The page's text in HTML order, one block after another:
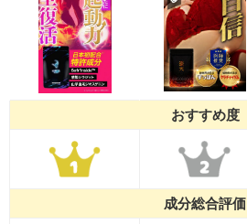
おすすめ度
成分総合評価